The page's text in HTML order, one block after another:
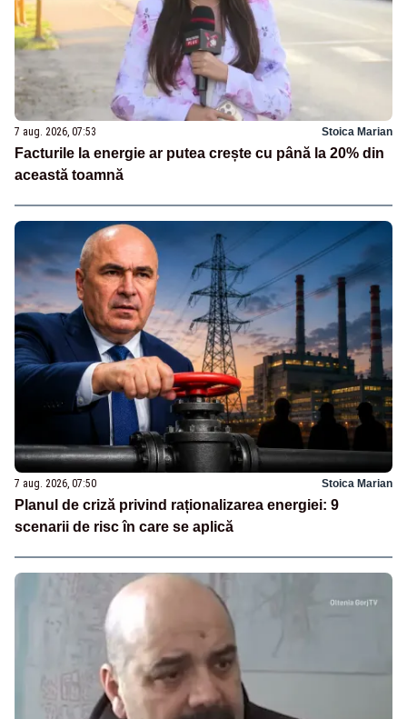
7 aug. 2026, 07:53 Stoica Marian
Facturile la energie ar putea crește cu până la 20% din
această toamnă
7 aug. 2026, 07:50 Stoica Marian
Planul de criză privind raționalizarea energiei: 9
scenarii de risc în care se aplică